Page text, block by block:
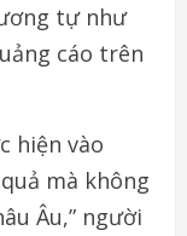
tự như
cáo trên
hiện vào
mà không
Âu,” người